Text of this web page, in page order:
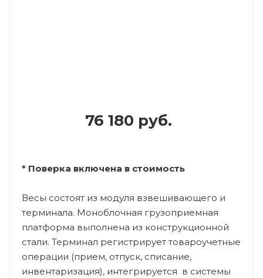
76 180 руб.
* Поверка включена в стоимость
Весы состоят из модуля взвешивающего и
терминала. Моноблочная грузоприемная
платформа выполнена из конструкционной
стали. Терминал регистрирует товароучетные
операции (прием, отпуск, списание,
инвентаризация), интегрируется в системы